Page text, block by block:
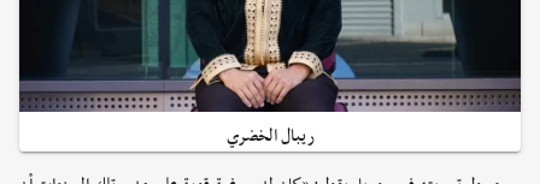
ريبال الخضري